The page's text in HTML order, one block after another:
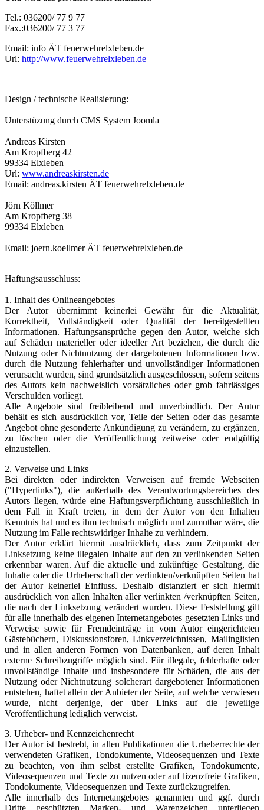
Tel.: 036200/ 77 9 77
Fax.:036200/ 77 3 77
Email: info ÄT feuerwehrelxleben.de
Url: http://www.feuerwehrelxleben.de
Design / technische Realisierung:
Unterstüzung durch CMS System Joomla
Andreas Kirsten
Am Kropfberg 42
99334 Elxleben
Url: www.andreaskirsten.de
Email: andreas.kirsten ÄT feuerwehrelxleben.de
Jörn Köllmer
Am Kropfberg 38
99334 Elxleben
Email: joern.koellmer ÄT feuerwehrelxleben.de
Haftungsausschluss:
1. Inhalt des Onlineangebotes
Der Autor übernimmt keinerlei Gewähr für die Aktualität,
Korrektheit, Vollständigkeit oder Qualität der bereitgestellten
Informationen. Haftungsansprüche gegen den Autor, welche sich
auf Schäden materieller oder ideeller Art beziehen, die durch die
Nutzung oder Nichtnutzung der dargebotenen Informationen bzw.
durch die Nutzung fehlerhafter und unvollständiger Informationen
verursacht wurden, sind grundsätzlich ausgeschlossen, sofern seitens
des Autors kein nachweislich vorsätzliches oder grob fahrlässiges
Verschulden vorliegt.
Alle Angebote sind freibleibend und unverbindlich. Der Autor
behält es sich ausdrücklich vor, Teile der Seiten oder das gesamte
Angebot ohne gesonderte Ankündigung zu verändern, zu ergänzen,
zu löschen oder die Veröffentlichung zeitweise oder endgültig
einzustellen.
2. Verweise und Links
Bei direkten oder indirekten Verweisen auf fremde Webseiten
("Hyperlinks"), die außerhalb des Verantwortungsbereiches des
Autors liegen, würde eine Haftungsverpflichtung ausschließlich in
dem Fall in Kraft treten, in dem der Autor von den Inhalten
Kenntnis hat und es ihm technisch möglich und zumutbar wäre, die
Nutzung im Falle rechtswidriger Inhalte zu verhindern.
Der Autor erklärt hiermit ausdrücklich, dass zum Zeitpunkt der
Linksetzung keine illegalen Inhalte auf den zu verlinkenden Seiten
erkennbar waren. Auf die aktuelle und zukünftige Gestaltung, die
Inhalte oder die Urheberschaft der verlinkten/verknüpften Seiten hat
der Autor keinerlei Einfluss. Deshalb distanziert er sich hiermit
ausdrücklich von allen Inhalten aller verlinkten /verknüpften Seiten,
die nach der Linksetzung verändert wurden. Diese Feststellung gilt
für alle innerhalb des eigenen Internetangebotes gesetzten Links und
Verweise sowie für Fremdeinträge in vom Autor eingerichteten
Gästebüchern, Diskussionsforen, Linkverzeichnissen, Mailinglisten
und in allen anderen Formen von Datenbanken, auf deren Inhalt
externe Schreibzugriffe möglich sind. Für illegale, fehlerhafte oder
unvollständige Inhalte und insbesondere für Schäden, die aus der
Nutzung oder Nichtnutzung solcherart dargebotener Informationen
entstehen, haftet allein der Anbieter der Seite, auf welche verwiesen
wurde, nicht derjenige, der über Links auf die jeweilige
Veröffentlichung lediglich verweist.
3. Urheber- und Kennzeichenrecht
Der Autor ist bestrebt, in allen Publikationen die Urheberrechte der
verwendeten Grafiken, Tondokumente, Videosequenzen und Texte
zu beachten, von ihm selbst erstellte Grafiken, Tondokumente,
Videosequenzen und Texte zu nutzen oder auf lizenzfreie Grafiken,
Tondokumente, Videosequenzen und Texte zurückzugreifen.
Alle innerhalb des Internetangebotes genannten und ggf. durch
Dritte geschützten Marken- und Warenzeichen unterliegen